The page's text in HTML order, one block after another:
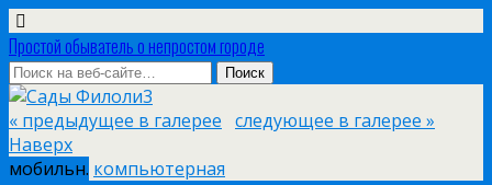
Простой обыватель о непростом городе
« предыдущее в галерее следующее в галерее »
Наверх
мобильн. компьютерная